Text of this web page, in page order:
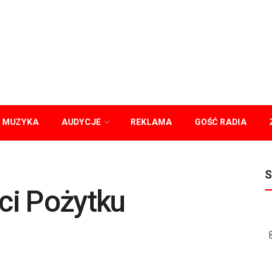
MUZYKA AUDYCJE REKLAMA GOŚĆ RADIA
Pożytku